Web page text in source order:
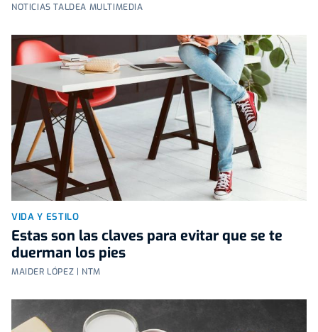
NOTICIAS TALDEA MULTIMEDIA
VIDA Y ESTILO
Estas son las claves para evitar que se te
duerman los pies
MAIDER LÓPEZ | NTM